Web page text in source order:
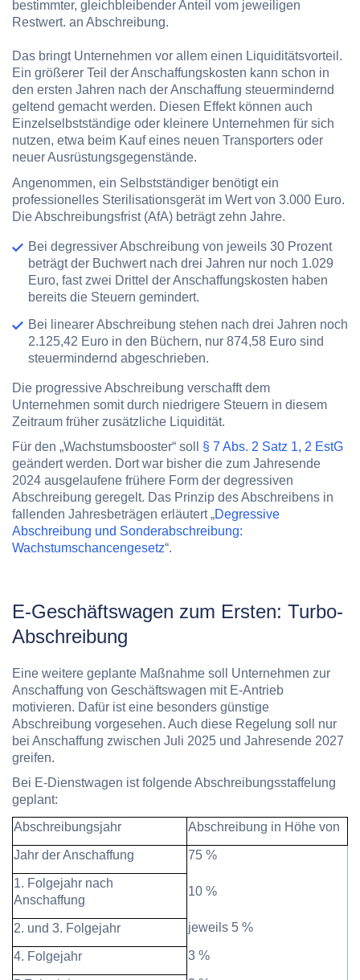
bestimmter, gleichbleibender Anteil vom jeweiligen
Restwert. an Abschreibung.
Das bringt Unternehmen vor allem einen Liquiditätsvorteil.
Ein größerer Teil der Anschaffungskosten kann schon in
den ersten Jahren nach der Anschaffung steuermindernd
geltend gemacht werden. Diesen Effekt können auch
Einzelselbstständige oder kleinere Unternehmen für sich
nutzen, etwa beim Kauf eines neuen Transporters oder
neuer Ausrüstungsgegenstände.
Angenommen, ein Selbstständiger benötigt ein
professionelles Sterilisationsgerät im Wert von 3.000 Euro.
Die Abschreibungsfrist (AfA) beträgt zehn Jahre.
Bei degressiver Abschreibung von jeweils 30 Prozent
beträgt der Buchwert nach drei Jahren nur noch 1.029
Euro, fast zwei Drittel der Anschaffungskosten haben
bereits die Steuern gemindert.
Bei linearer Abschreibung stehen nach drei Jahren noch
2.125,42 Euro in den Büchern, nur 874,58 Euro sind
steuermindernd abgeschrieben.
Die progressive Abschreibung verschafft dem
Unternehmen somit durch niedrigere Steuern in diesem
Zeitraum früher zusätzliche Liquidität.
Für den „Wachstumsbooster“ soll § 7 Abs. 2 Satz 1, 2 EstG
geändert werden. Dort war bisher die zum Jahresende
2024 ausgelaufene frühere Form der degressiven
Abschreibung geregelt. Das Prinzip des Abschreibens in
fallenden Jahresbeträgen erläutert „Degressive
Abschreibung und Sonderabschreibung:
Wachstumschancengesetz“.
E-Geschäftswagen zum Ersten: Turbo-
Abschreibung
Eine weitere geplante Maßnahme soll Unternehmen zur
Anschaffung von Geschäftswagen mit E-Antrieb
motivieren. Dafür ist eine besonders günstige
Abschreibung vorgesehen. Auch diese Regelung soll nur
bei Anschaffung zwischen Juli 2025 und Jahresende 2027
greifen.
Bei E-Dienstwagen ist folgende Abschreibungsstaffelung
geplant:
Abschreibungsjahr
Abschreibung in Höhe von
Jahr der Anschaffung 75 %
1. Folgejahr nach
Anschaffung
10 %
2. und 3. Folgejahr jeweils 5 %
4. Folgejahr 3 %